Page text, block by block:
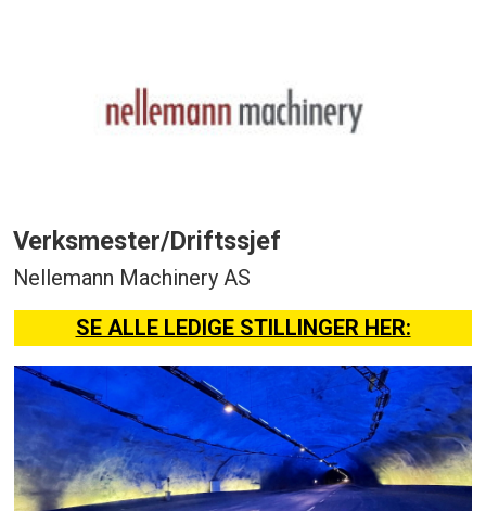
Verksmester/Driftssjef
Nellemann Machinery AS
SE ALLE LEDIGE STILLINGER HER: